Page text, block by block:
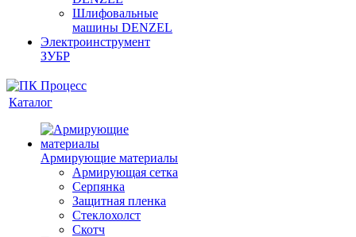
Шлифовальные
машины DENZEL
Электроинструмент
ЗУБР
Каталог
Армирующие материалы
Армирующая сетка
Серпянка
Защитная пленка
Стеклохолст
Скотч